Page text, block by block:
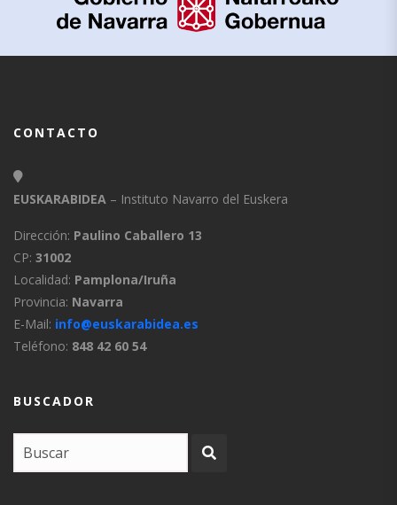
CONTACTO
EUSKARABIDEA – Instituto Navarro del Euskera
Dirección: Paulino Caballero 13
CP: 31002
Localidad: Pamplona/Iruña
Provincia: Navarra
E-Mail: info@euskarabidea.es
Teléfono: 848 42 60 54
BUSCADOR